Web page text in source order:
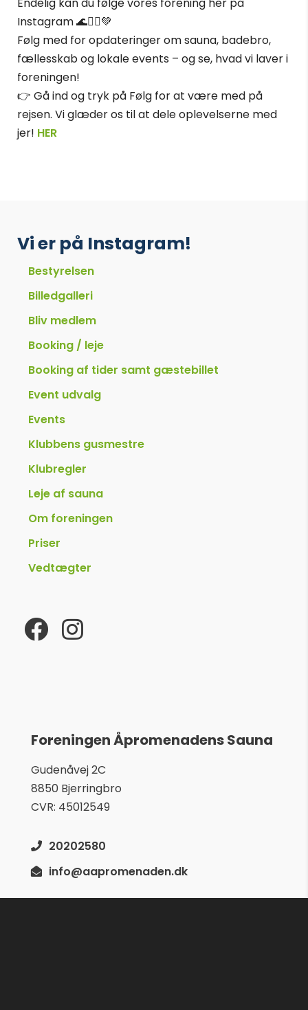
Instagram 🌊🧖‍♀️💚
Følg med for opdateringer om sauna, badebro,
fællesskab og lokale events – og se, hvad vi laver i
foreningen!
👉 Gå ind og tryk på Følg for at være med på
rejsen. Vi glæder os til at dele oplevelserne med
jer! HER
Vi er på Instagram!
Bestyrelsen
Billedgalleri
Bliv medlem
Booking / leje
Booking af tider samt gæstebillet
Event udvalg
Events
Klubbens gusmestre
Klubregler
Leje af sauna
Om foreningen
Priser
Vedtægter
Foreningen Åpromenadens Sauna
Gudenåvej 2C
8850 Bjerringbro
CVR: 45012549
20202580
info@aapromenaden.dk